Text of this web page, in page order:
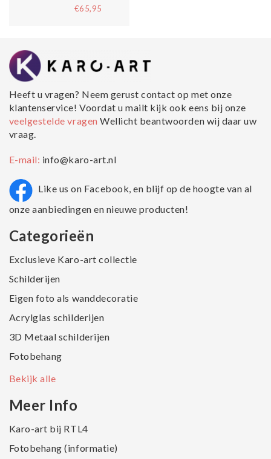
€65,95
Heeft u vragen? Neem gerust contact op met onze
klantenservice! Voordat u mailt kijk ook eens bij onze
veelgestelde vragenWellicht beantwoorden wij daar uw
vraag.
E-mail: info@karo-art.nl
Like us on Facebook, en blijf op de hoogte van al
onze aanbiedingen en nieuwe producten!
Categorieën
Exclusieve Karo-art collectie
Schilderijen
Eigen foto als wanddecoratie
Acrylglas schilderijen
3D Metaal schilderijen
Fotobehang
Bekijk alle
Meer Info
Karo-art bij RTL4
Fotobehang (informatie)